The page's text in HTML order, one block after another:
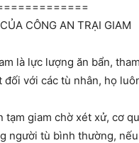
CÔNG AN TRẠI GIAM
là lực lượng ăn bẩn,
đối với các tù nhân, họ
tạm giam chờ xét xử, cơ
người tù bình thường,